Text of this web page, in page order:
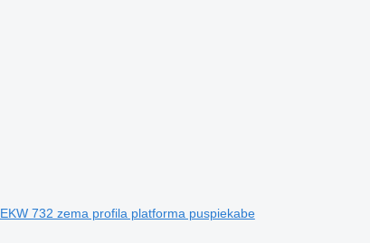
EKW 732 zema profila platforma puspiekabe